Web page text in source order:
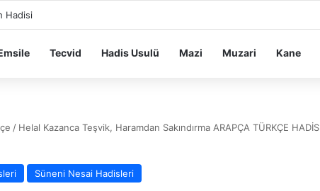
Hadisi
Tecvid Hadis Usulü Mazi Muzari Kane
/ Helal Kazanca Teşvik, Haramdan Sakındırma ARAPÇA TÜRKÇE HADİS
Süneni Nesai Hadisleri